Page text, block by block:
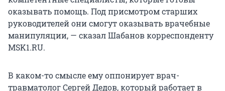
оказывать помощь. Под присмотром старших
руководителей они смогут оказывать врачебные
манипуляции, — сказал Шабанов корреспонденту
MSK1.RU.
В каком-то смысле ему оппонирует врач-
травматолог Сергей Дедов, который работает в